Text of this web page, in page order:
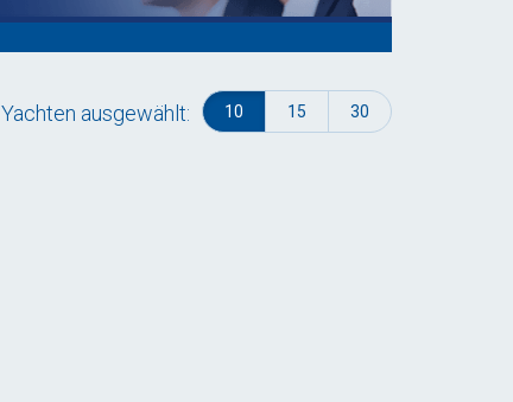
Yachten ausgewählt: 10 15 30